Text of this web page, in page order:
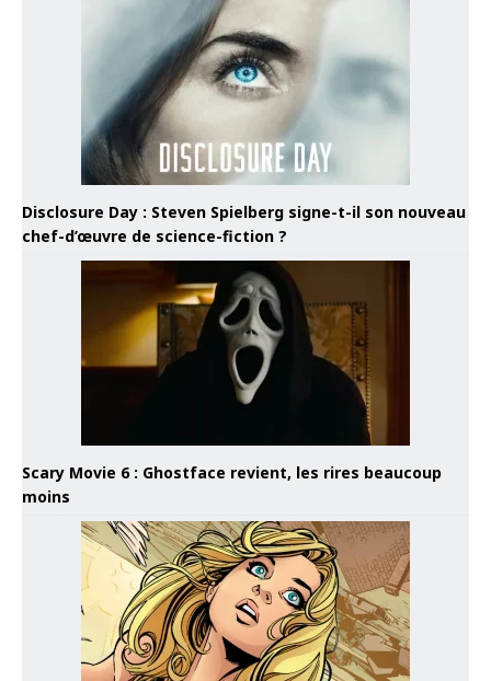
Disclosure Day : Steven Spielberg signe-t-il son nouveau
chef-d’œuvre de science-fiction ?
Scary Movie 6 : Ghostface revient, les rires beaucoup
moins